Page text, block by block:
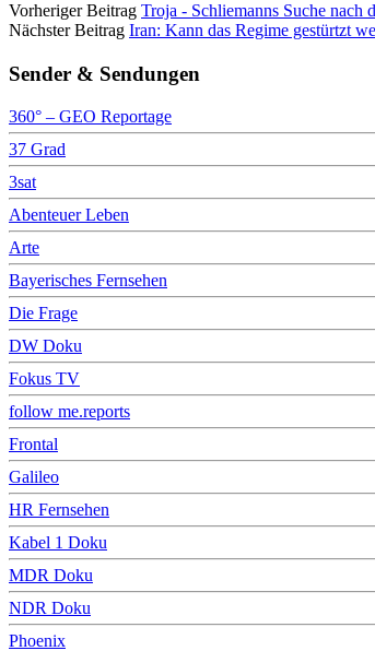
Vorheriger Beitrag Troja - Schliemanns Suche
Nächster Beitrag Iran: Kann das Regime gestürtzt
Sender & Sendungen
360° – GEO Reportage
37 Grad
3sat
Abenteuer Leben
Arte
Bayerisches Fernsehen
Die Frage
DW Doku
Fokus TV
follow me.reports
Frontal
Galileo
HR Fernsehen
Kabel 1 Doku
MDR Doku
NDR Doku
Phoenix